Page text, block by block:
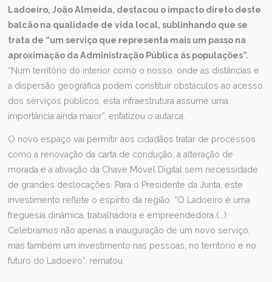
Ladoeiro, João Almeida, destacou o impacto direto deste
balcão na qualidade de vida local, sublinhando que se
trata de “um serviço que representa mais um passo na
aproximação da Administração Pública às populações”.
“Num território do interior como o nosso, onde as distâncias e
a dispersão geográfica podem constituir obstáculos ao acesso
dos serviços públicos, esta infraestrutura assume uma
importância ainda maior”, enfatizou o autarca.
O novo espaço vai permitir aos cidadãos tratar de processos
como a renovação da carta de condução, a alteração de
morada e a ativação da Chave Móvel Digital sem necessidade
de grandes deslocações. Para o Presidente da Junta, este
investimento reflete o espírito da região. “O Ladoeiro é uma
freguesia dinâmica, trabalhadora e empreendedora (...).
Celebramos não apenas a inauguração de um novo serviço,
mas também um investimento nas pessoas, no território e no
futuro do Ladoeiro”, rematou.